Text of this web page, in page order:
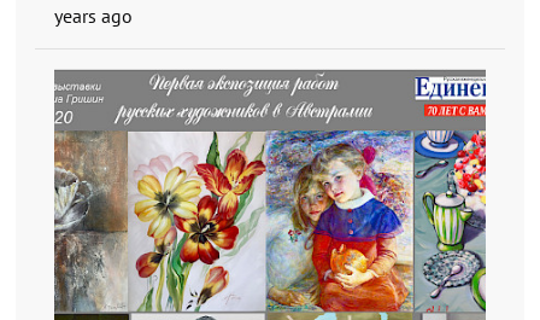
years ago